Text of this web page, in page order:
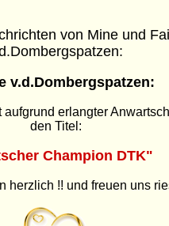
von Mine und
v.d.Dombergspatzen:
aufgrund erlangter
den Titel:
Champion DTK"
herzlich !! und freuen uns